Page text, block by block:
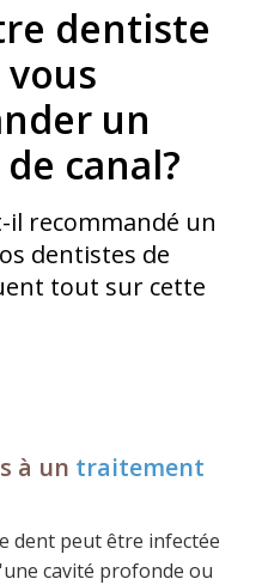
dentiste
un
canal?
recommandé un
dentistes de
tout sur cette
à un traitement
dent peut être infectée
cavité profonde ou